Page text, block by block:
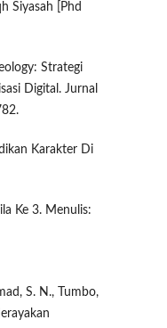
Siyasah [Phd
Strategi
Digital. Jurnal
Karakter Di
Ke 3. Menulis:
S. N., Tumbo,